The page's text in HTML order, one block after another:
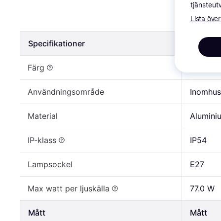
Norlys
1 817 kr
Specifikationer
Färg
Användningsområde
Material
IP-klass IP54
Lampsockel E27
Max watt per ljuskälla 77.0 W
Mått Mått
Lista